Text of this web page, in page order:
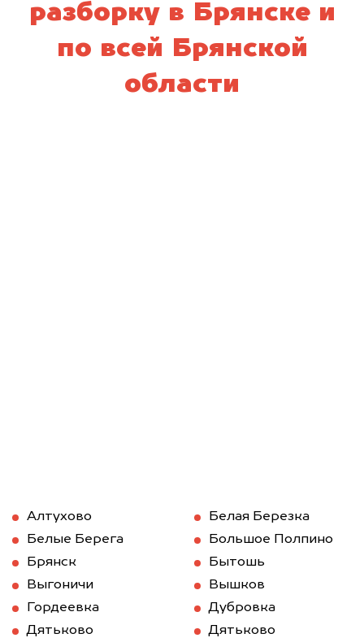
разборку в Брянске и
по всей Брянской
области
Алтухово
Белая Березка
Белые Берега
Большое Полпино
Брянск
Бытошь
Выгоничи
Вышков
Гордеевка
Дубровка
Дятьково
Дятьково